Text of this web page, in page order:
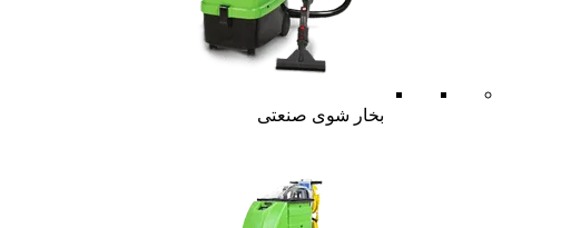
بخار شوی صنعتی